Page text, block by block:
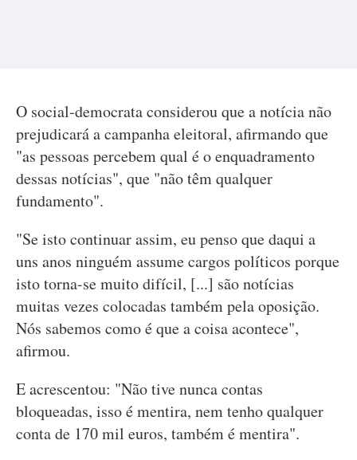
O social-democrata considerou que a notícia não
prejudicará a campanha eleitoral, afirmando que
"as pessoas percebem qual é o enquadramento
dessas notícias", que "não têm qualquer
fundamento".
"Se isto continuar assim, eu penso que daqui a
uns anos ninguém assume cargos políticos porque
isto torna-se muito difícil, [...] são notícias
muitas vezes colocadas também pela oposição.
Nós sabemos como é que a coisa acontece",
afirmou.
E acrescentou: "Não tive nunca contas
bloqueadas, isso é mentira, nem tenho qualquer
conta de 170 mil euros, também é mentira".